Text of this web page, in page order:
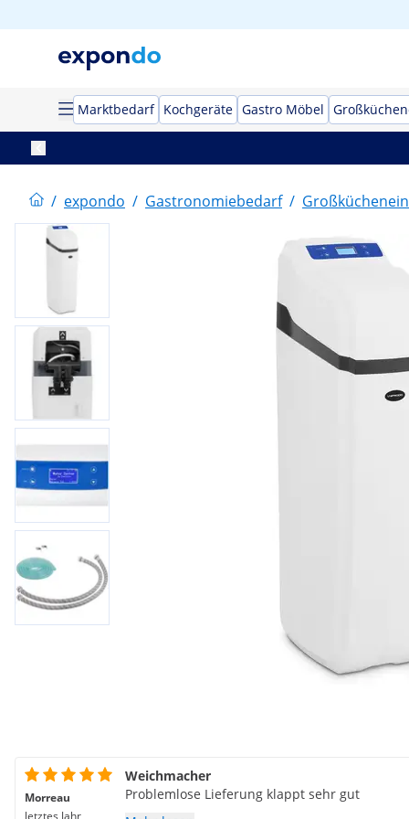
Marktbedarf Kochgeräte Gastro Möbel
/ expondo / Gastronomiebedarf /
Morreau
letztes Jahr
Weichmacher
Problemlose Lieferung klappt sehr gut